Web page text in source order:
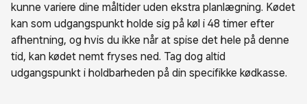
kunne variere dine måltider uden ekstra planlægning. Kødet
kan som udgangspunkt holde sig på køl i 48 timer efter
afhentning, og hvis du ikke når at spise det hele på denne
tid, kan kødet nemt fryses ned. Tag dog altid
udgangspunkt i holdbarheden på din specifikke kødkasse.